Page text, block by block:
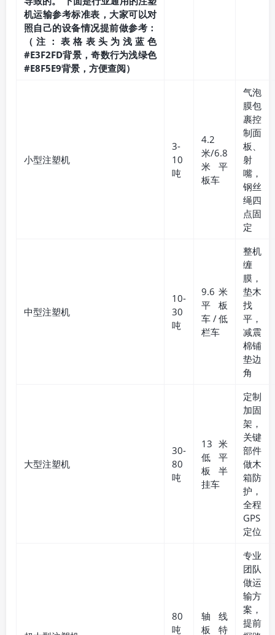
机运输参考标准表，大家可以对
照自己的设备情况提前做参考：
（注：表格表头为浅蓝色
#E3F2FD背景，奇数行为浅绿色
#E8F5E9背景，方便查阅）
小型注塑机
3-
10
吨
4.2
米/6.8
米平
板车
气泡
膜包
裹控
制面
板、
射
嘴，
钢丝
绳四
点固
定
中型注塑机
10-
30
吨
9.6米
平板
车/低
栏车
整机
缠
膜，
垫木
找
平，
减震
棉铺
垫边
角
大型注塑机
30-
80
吨
13米
低平
板半
挂车
定制
加固
架，
关键
部件
做木
箱防
护，
全程
GPS
定位
80
吨
轴线
板特
专业
团队
做运
输方
案，
提前